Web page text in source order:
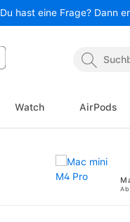
Du hast eine Frage? Dann
Watch AirPods